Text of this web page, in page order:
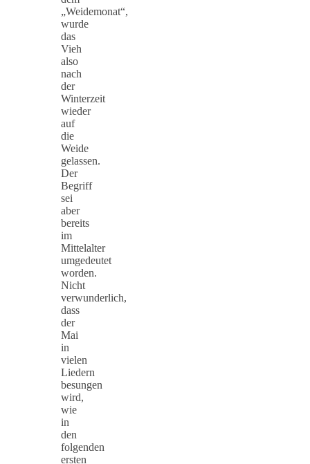
„Weidemonat“,
wurde
das
Vieh
also
nach
der
Winterzeit
wieder
auf
die
Weide
gelassen.
Der
Begriff
sei
aber
bereits
im
Mittelalter
umgedeutet
worden.
Nicht
verwunderlich,
dass
der
Mai
in
vielen
Liedern
besungen
wird,
wie
in
den
folgenden
ersten